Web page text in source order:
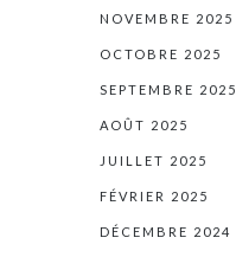
NOVEMBRE 2025
OCTOBRE 2025
SEPTEMBRE 2025
AOÛT 2025
JUILLET 2025
FÉVRIER 2025
DÉCEMBRE 2024